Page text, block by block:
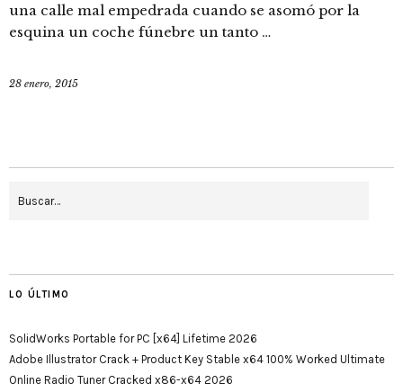
una calle mal empedrada cuando se asomó por la
esquina un coche fúnebre un tanto …
28 enero, 2015
LO ÚLTIMO
SolidWorks Portable for PC [x64] Lifetime 2026
Adobe Illustrator Crack + Product Key Stable x64 100% Worked Ultimate
Online Radio Tuner Cracked x86-x64 2026